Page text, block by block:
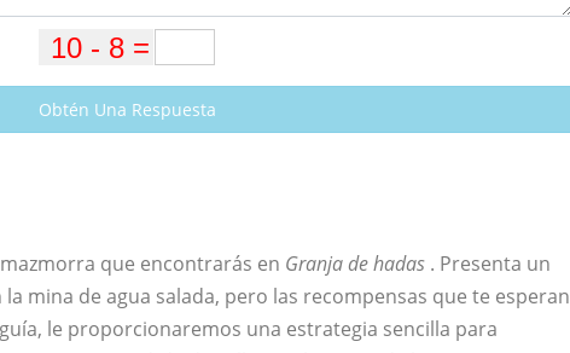
Obtén Una Respuesta
que encontrarás en Granja de hadas . Presenta un
mina de agua salada, pero las recompensas que te esperan
le proporcionaremos una estrategia sencilla para